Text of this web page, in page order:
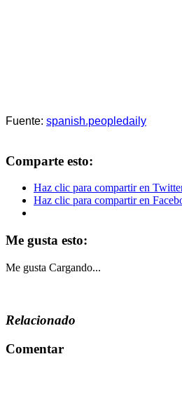
Fuente: spanish.peopledaily​
Comparte esto:
Haz clic para compartir en
Haz clic para compartir en
Me gusta esto:
Me gusta Cargando...
Relacionado
Comentar